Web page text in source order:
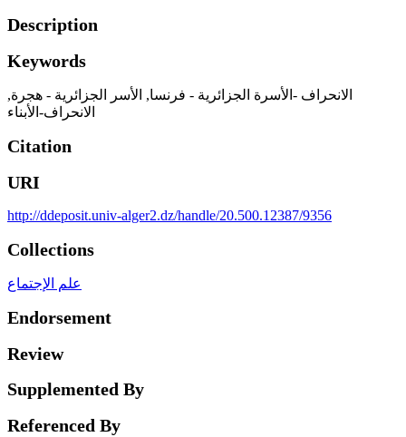
Description
Keywords
الانحراف -الأسرة الجزائرية - فرنسا, الأسر الجزائرية - هجرة,
الانحراف-الأبناء
Citation
URI
http://ddeposit.univ-alger2.dz/handle/20.500.12387/9356
Collections
علم الإجتماع
Endorsement
Review
Supplemented By
Referenced By